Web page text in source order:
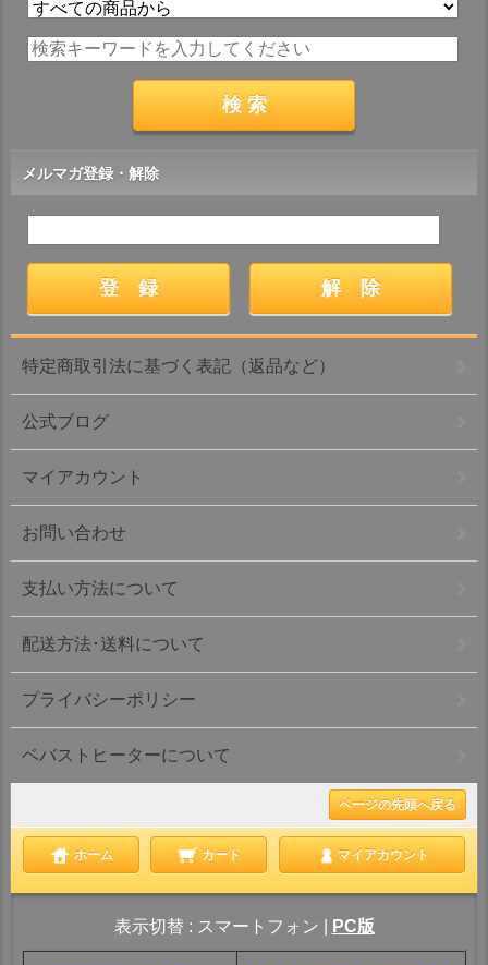
メルマガ登録・解除
特定商取引法に基づく表記（返品など）
公式ブログ
マイアカウント
お問い合わせ
支払い方法について
配送方法･送料について
プライバシーポリシー
ベバストヒーターについて
ページの先頭へ戻る
ホーム カート マイアカウント
表示切替 : スマートフォン PC版